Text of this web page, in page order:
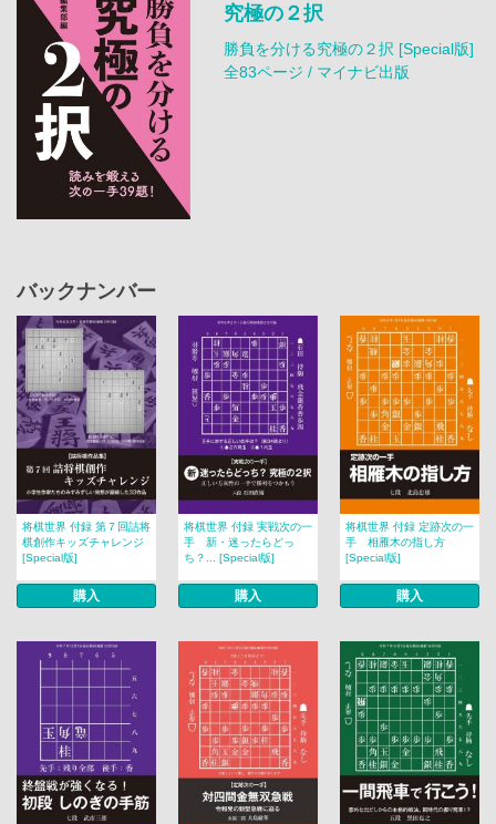
究極の２択
勝負を分ける究極の２択 [Special版]
全83ページ / マイナビ出版
バックナンバー
将棋世界 付録 第７回詰将
棋創作キッズチャレンジ
[Special版]
購入
将棋世界 付録 実戦次の一
手 新・迷ったらどっ
ち？... [Special版]
購入
将棋世界 付録 定跡次の一
手 相雁木の指し方
[Special版]
購入